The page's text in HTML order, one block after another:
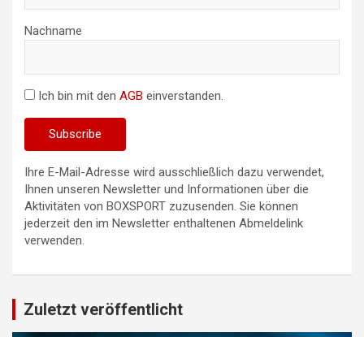
Nachname
Ich bin mit den AGB einverstanden.
Ihre E-Mail-Adresse wird ausschließlich dazu verwendet,
Ihnen unseren Newsletter und Informationen über die
Aktivitäten von BOXSPORT zuzusenden. Sie können
jederzeit den im Newsletter enthaltenen Abmeldelink
verwenden.
Zuletzt veröffentlicht